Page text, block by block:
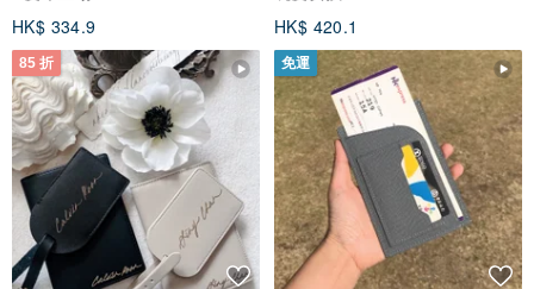
HK$ 334.9
HK$ 420.1
85 折 免運